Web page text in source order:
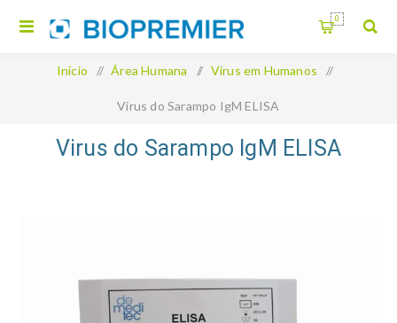
0
Início / Área Humana / Vírus em Humanos /
Virus do Sarampo IgM ELISA
Virus do Sarampo IgM ELISA